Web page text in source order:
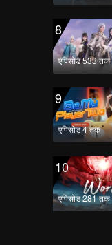
8
एपिसोड 533 तक
9
एपिसोड 4 तक
10
एपिसोड 281 तक